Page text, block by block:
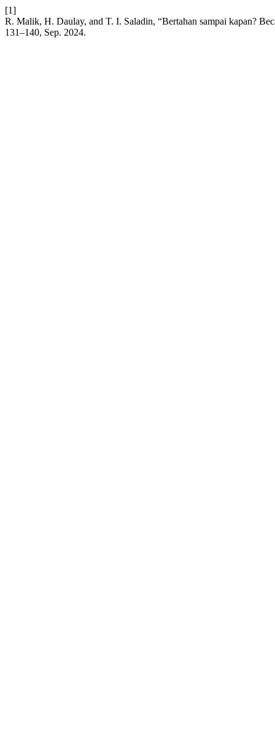
[1]
R. Malik, H. Daulay, and T. I. Saladin, “Bertahan sampai kapan?
131–140, Sep. 2024.